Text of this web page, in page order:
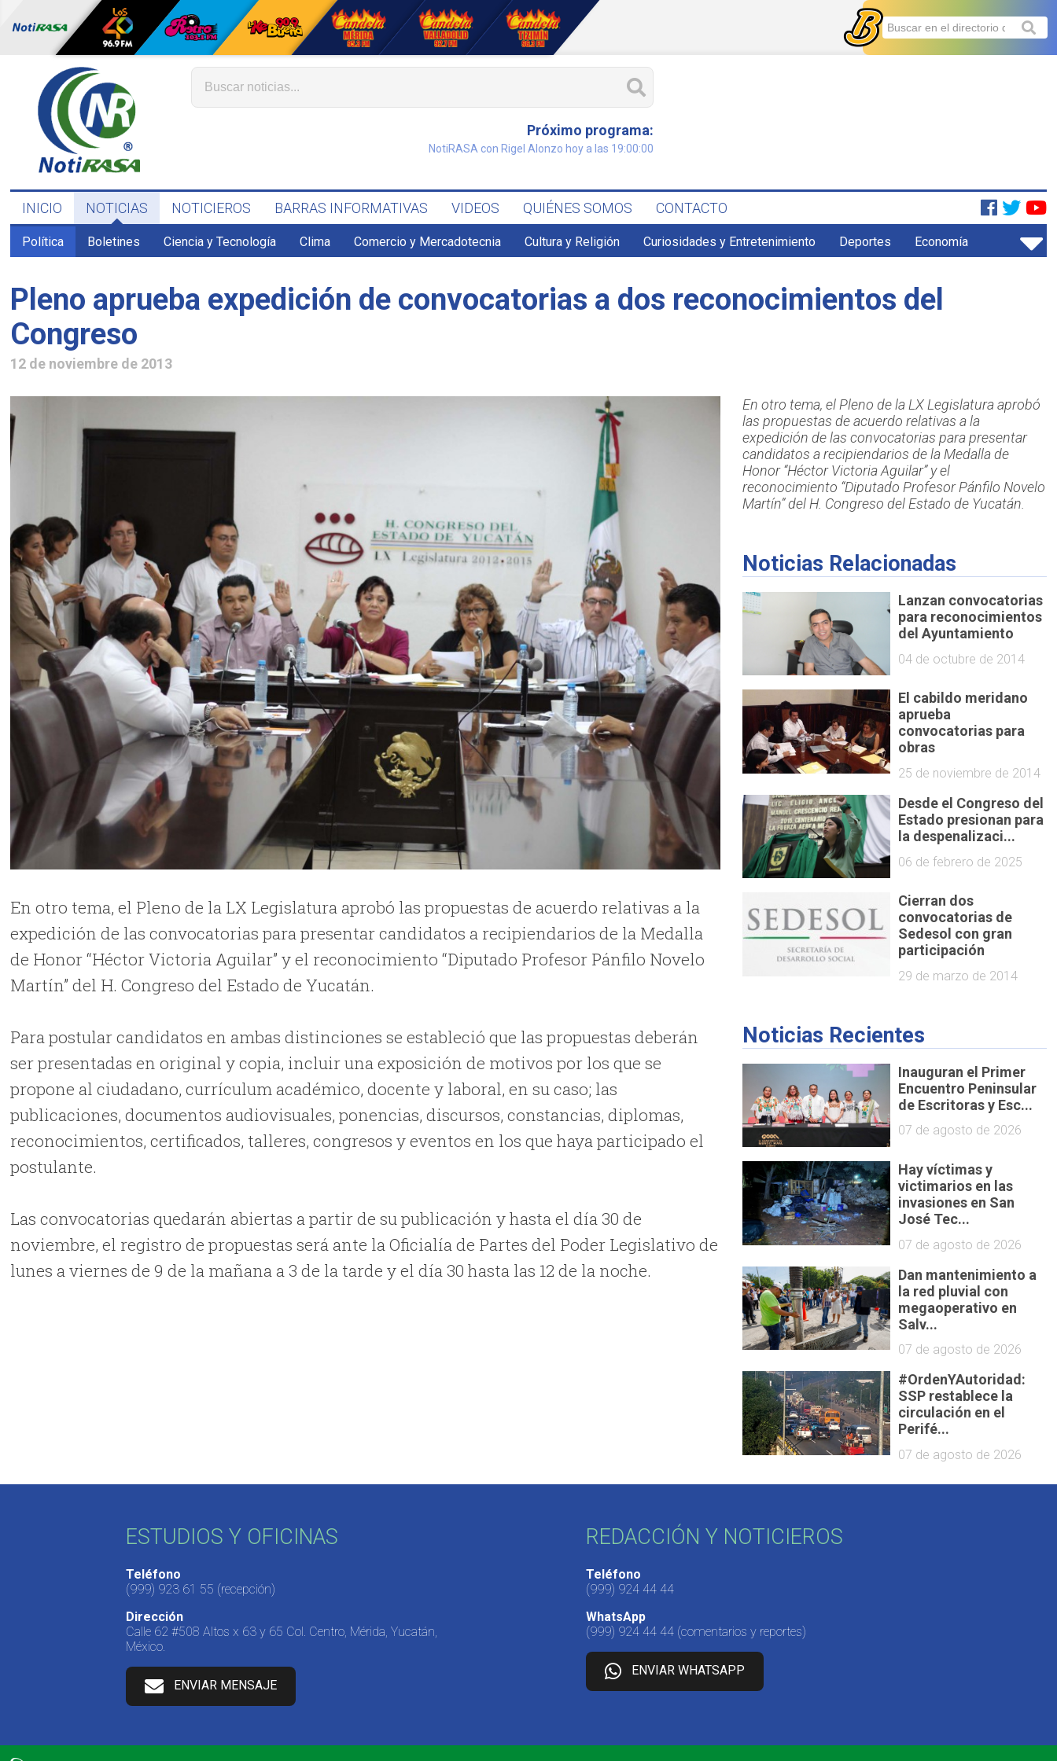
Próximo programa:
NotiRASA con Rigel Alonzo hoy a las 19:00:00
INICIO NOTICIAS NOTICIEROS BARRAS INFORMATIVAS VIDEOS QUIÉNES SOMOS CONTACTO
Política Boletines Ciencia y Tecnología Clima Comercio y Mercadotecnia Cultura y Religión Curiosidades y Entretenimiento Deportes Economía
Pleno aprueba expedición de convocatorias a dos reconocimientos del
Congreso
12 de noviembre de 2013
En otro tema, el Pleno de la LX Legislatura aprobó las propuestas de acuerdo relativas a la
expedición de las convocatorias para presentar candidatos a recipiendarios de la Medalla
de Honor “Héctor Victoria Aguilar” y el reconocimiento “Diputado Profesor Pánfilo Novelo
Martín” del H. Congreso del Estado de Yucatán.
Para postular candidatos en ambas distinciones se estableció que las propuestas deberán
ser presentadas en original y copia, incluir una exposición de motivos por los que se
propone al ciudadano, currículum académico, docente y laboral, en su caso; las
publicaciones, documentos audiovisuales, ponencias, discursos, constancias, diplomas,
reconocimientos, certificados, talleres, congresos y eventos en los que haya participado el
postulante.
Las convocatorias quedarán abiertas a partir de su publicación y hasta el día 30 de
noviembre, el registro de propuestas será ante la Oficialía de Partes del Poder Legislativo de
lunes a viernes de 9 de la mañana a 3 de la tarde y el día 30 hasta las 12 de la noche.
En otro tema, el Pleno de la LX Legislatura aprobó
las propuestas de acuerdo relativas a la
expedición de las convocatorias para presentar
candidatos a recipiendarios de la Medalla de
Honor “Héctor Victoria Aguilar” y el
reconocimiento “Diputado Profesor Pánfilo Novelo
Martín” del H. Congreso del Estado de Yucatán.
Noticias Relacionadas
Lanzan convocatorias
para reconocimientos
del Ayuntamiento
04 de octubre de 2014
El cabildo meridano
aprueba
convocatorias para
obras
25 de noviembre de 2014
Desde el Congreso del
Estado presionan para
la despenalizaci...
06 de febrero de 2025
Cierran dos
convocatorias de
Sedesol con gran
participación
29 de marzo de 2014
Noticias Recientes
Inauguran el Primer
Encuentro Peninsular
de Escritoras y Esc...
07 de agosto de 2026
Hay víctimas y
victimarios en las
invasiones en San
José Tec...
07 de agosto de 2026
Dan mantenimiento a
la red pluvial con
megaoperativo en
Salv...
07 de agosto de 2026
#OrdenYAutoridad:
SSP restablece la
circulación en el
Perifé...
07 de agosto de 2026
ESTUDIOS Y OFICINAS
Teléfono
(999) 923 61 55 (recepción)
Dirección
Calle 62 #508 Altos x 63 y 65 Col. Centro, Mérida, Yucatán,
México.
ENVIAR MENSAJE
REDACCIÓN Y NOTICIEROS
Teléfono
(999) 924 44 44
WhatsApp
(999) 924 44 44 (comentarios y reportes)
ENVIAR WHATSAPP